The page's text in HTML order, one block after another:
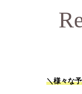
＼様々な